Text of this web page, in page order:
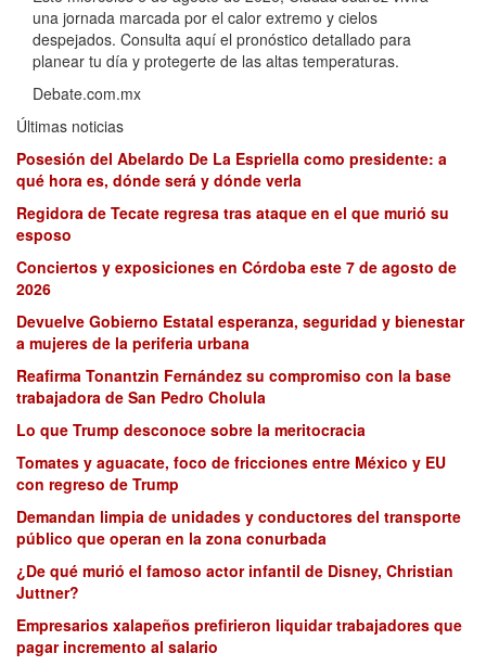
una jornada marcada por el calor extremo y cielos
despejados. Consulta aquí el pronóstico detallado para
planear tu día y protegerte de las altas temperaturas.
Debate.com.mx
Últimas noticias
Posesión del Abelardo De La Espriella como presidente: a
qué hora es, dónde será y dónde verla
Regidora de Tecate regresa tras ataque en el que murió su
esposo
Conciertos y exposiciones en Córdoba este 7 de agosto de
2026
Devuelve Gobierno Estatal esperanza, seguridad y bienestar
a mujeres de la periferia urbana
Reafirma Tonantzin Fernández su compromiso con la base
trabajadora de San Pedro Cholula
Lo que Trump desconoce sobre la meritocracia
Tomates y aguacate, foco de fricciones entre México y EU
con regreso de Trump
Demandan limpia de unidades y conductores del transporte
público que operan en la zona conurbada
¿De qué murió el famoso actor infantil de Disney, Christian
Juttner?
Empresarios xalapeños prefirieron liquidar trabajadores que
pagar incremento al salario